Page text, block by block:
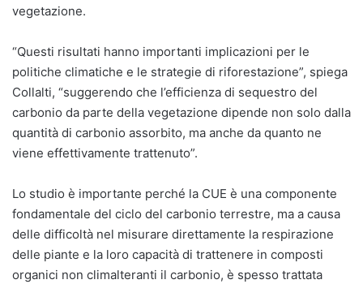
vegetazione.
“Questi risultati hanno importanti implicazioni per le
politiche climatiche e le strategie di riforestazione”, spiega
Collalti, “suggerendo che l’efficienza di sequestro del
carbonio da parte della vegetazione dipende non solo dalla
quantità di carbonio assorbito, ma anche da quanto ne
viene effettivamente trattenuto”.
Lo studio è importante perché la CUE è una componente
fondamentale del ciclo del carbonio terrestre, ma a causa
delle difficoltà nel misurare direttamente la respirazione
delle piante e la loro capacità di trattenere in composti
organici non climalteranti il carbonio, è spesso trattata